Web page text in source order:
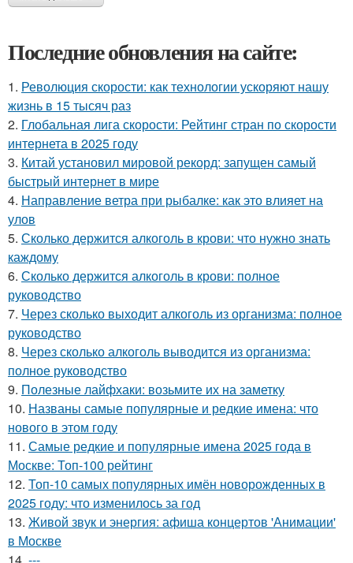
Последние обновления на сайте:
1. Революция скорости: как технологии ускоряют нашу
жизнь в 15 тысяч раз
2. Глобальная лига скорости: Рейтинг стран по скорости
интернета в 2025 году
3. Китай установил мировой рекорд: запущен самый
быстрый интернет в мире
4. Направление ветра при рыбалке: как это влияет на
улов
5. Сколько держится алкоголь в крови: что нужно знать
каждому
6. Сколько держится алкоголь в крови: полное
руководство
7. Через сколько выходит алкоголь из организма: полное
руководство
8. Через сколько алкоголь выводится из организма:
полное руководство
9. Полезные лайфхаки: возьмите их на заметку
10. Названы самые популярные и редкие имена: что
нового в этом году
11. Самые редкие и популярные имена 2025 года в
Москве: Топ-100 рейтинг
12. Топ-10 самых популярных имён новорожденных в
2025 году: что изменилось за год
13. Живой звук и энергия: афиша концертов 'Анимации'
в Москве
14. ---